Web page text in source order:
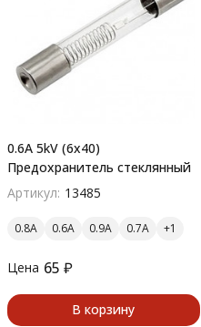
0.6A 5kV (6x40)
Предохранитель стеклянный
Артикул: 13485
0.8A 0.6A 0.9A 0.7A
Цена 65 ₽
В корзину